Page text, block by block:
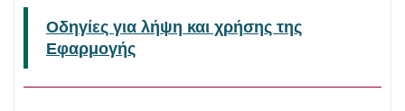
Οδηγίες για λήψη και χρήσης της
Εφαρμογής